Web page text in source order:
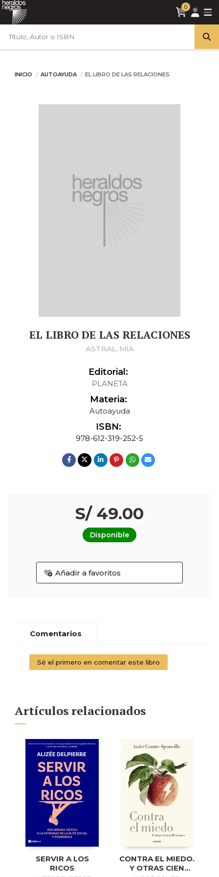
0
INICIO AUTOAYUDA EL LIBRO DE LAS RELACIONES
EL LIBRO DE LAS RELACIONES
ASTRAL, MIA
Editorial:
PLANETA
Materia:
Autoayuda
ISBN:
978-612-319-252-5
S/ 49.00
Disponible
Añadir a favoritos
Comentarios
Sé el primero en comentar este libro
Artículos relacionados
SERVIR A LOS
RICOS
CONTRA EL MIEDO.
Y OTRAS CIEN